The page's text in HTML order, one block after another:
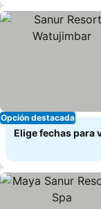
Opción destacada
Elige fechas para